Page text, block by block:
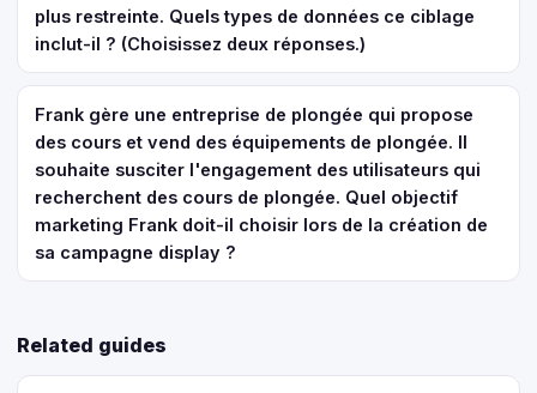
plus restreinte. Quels types de données ce ciblage
inclut-il ? (Choisissez deux réponses.)
Frank gère une entreprise de plongée qui propose
des cours et vend des équipements de plongée. Il
souhaite susciter l'engagement des utilisateurs qui
recherchent des cours de plongée. Quel objectif
marketing Frank doit-il choisir lors de la création de
sa campagne display ?
Related guides